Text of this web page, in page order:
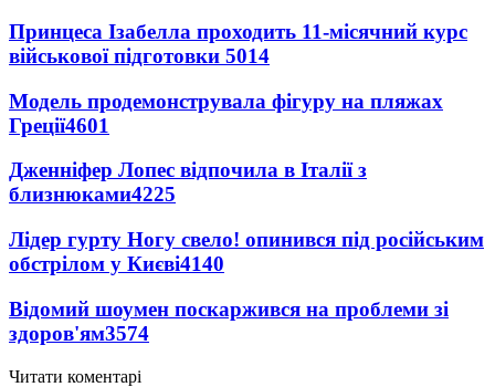
Принцеса Ізабелла проходить 11-місячний курс
військової підготовки 5014
Модель продемонструвала фігуру на пляжах
Греції4601
Дженніфер Лопес відпочила в Італії з
близнюками4225
Лідер гурту Ногу свело! опинився під російським
обстрілом у Києві4140
Відомий шоумен поскаржився на проблеми зі
здоров'ям3574
Читати коментарі